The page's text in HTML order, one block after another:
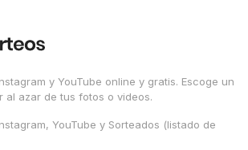
y YouTube online y gratis. Escoge un
al azar de tus fotos o videos.
YouTube y Sorteados (listado de